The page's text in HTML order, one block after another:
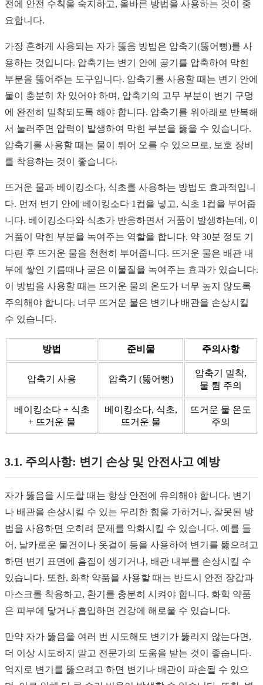
전에 안전 수칙을 숙지하고, 올바른 방법을 사용하는 것이 중
요합니다.
가장 흔하게 사용되는 자가 뚫음 방법은 압축기(뚫어뻥)를 사
용하는 것입니다. 압축기는 변기 안에 공기를 압축하여 막힌
부분을 뚫어주는 도구입니다. 압축기를 사용할 때는 변기 안에
물이 충분히 차 있어야 하며, 압축기의 고무 부분이 변기 구멍
에 완전히 밀착되도록 해야 합니다. 압축기를 위아래로 반복해
서 눌러주면 압력이 발생하여 막힌 부분을 뚫을 수 있습니다.
압축기를 사용할 때는 물이 튀어 오를 수 있으므로, 보호 장비
를 착용하는 것이 좋습니다.
뜨거운 물과 베이킹소다, 식초를 사용하는 방법도 효과적입니
다. 먼저 변기 안에 베이킹소다 1컵을 넣고, 식초 1컵을 부어줍
니다. 베이킹소다와 식초가 반응하면서 거품이 발생하는데, 이
거품이 막힌 부분을 녹여주는 역할을 합니다. 약 30분 정도 기
다린 후 뜨거운 물을 천천히 부어줍니다. 뜨거운 물은 배관 내
부에 쌓인 기름때나 굳은 이물질을 녹여주는 효과가 있습니다.
이 방법을 사용할 때는 뜨거운 물의 온도가 너무 높지 않도록
주의해야 합니다. 너무 뜨거운 물은 변기나 배관을 손상시킬
수 있습니다.
방법 준비물 주의사항
압축기 사용 압축기 (뚫어뻥)
압축기 밀착,
물 튐 주의
베이킹소다 + 식초
+ 뜨거운 물
베이킹소다, 식초,
뜨거운 물
뜨거운 물 온도
주의
3.1. 주의사항: 변기 손상 및 안전사고 예방
자가 뚫음을 시도할 때는 항상 안전에 유의해야 합니다. 변기
나 배관을 손상시킬 수 있는 무리한 힘을 가하거나, 잘못된 방
법을 사용하면 오히려 문제를 악화시킬 수 있습니다. 예를 들
어, 날카로운 물건이나 옷걸이 등을 사용하여 변기를 뚫으려고
하면 변기 표면에 흠집이 생기거나, 배관 내부를 손상시킬 수
있습니다. 또한, 화학 약품을 사용할 때는 반드시 안전 장갑과
마스크를 착용하고, 환기를 충분히 시켜야 합니다. 화학 약품
은 피부에 닿거나 흡입하면 건강에 해로울 수 있습니다.
만약 자가 뚫음을 여러 번 시도해도 변기가 뚫리지 않는다면,
더 이상 시도하지 말고 전문가의 도움을 받는 것이 좋습니다.
억지로 변기를 뚫으려고 하면 변기나 배관이 파손될 수 있으